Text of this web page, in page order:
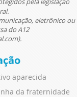
eletrônico ou
do A12
aparecida
da fraternidade